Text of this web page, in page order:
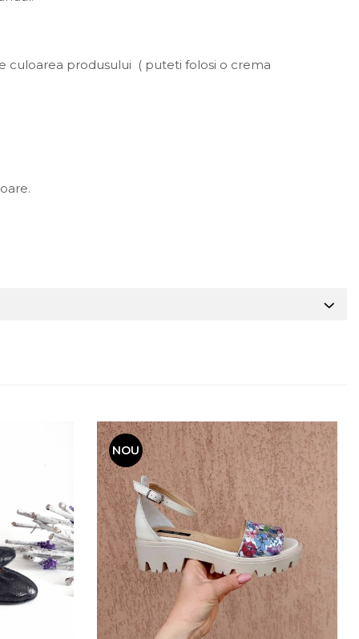
culoarea produsului ( puteti folosi o crema
NOU